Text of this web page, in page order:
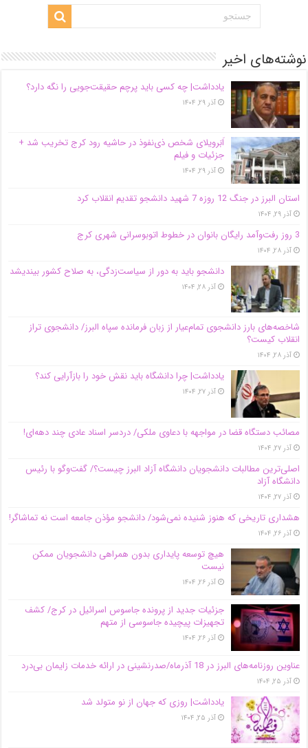
نوشته‌های اخیر
یادداشت| ‌چه کسی باید پرچم حقیقت‌جویی را نگه دارد؟
آذر ۲۹, ۱۴۰۴
اَبَر‌ویلای شخص ذی‌نفوذ در حاشیه‌ رود کرج تخریب شد +
جزئیات و فیلم
آذر ۲۹, ۱۴۰۴
استان البرز در جنگ 12 روزه 7 شهید دانشجو تقدیم انقلاب کرد
آذر ۲۹, ۱۴۰۴
3 روز رفت‌وآمد رایگان بانوان در خطوط اتوبوسرانی شهری کرج
آذر ۲۸, ۱۴۰۴
دانشجو باید به دور از سیاست‌زدگی، به صلاح کشور بیندیشد
آذر ۲۸, ۱۴۰۴
شاخصه‌های بارز دانشجوی تمام‌عیار از زبان فرمانده سپاه البرز/ دانشجوی تراز
انقلاب کیست؟
آذر ۲۸, ۱۴۰۴
یادداشت| چرا دانشگاه باید نقش خود را بازآرایی کند؟
آذر ۲۷, ۱۴۰۴
مصائب دستگاه قضا در مواجهه با دعاوی ملکی/ دردسر اسناد عادی چند‌ دهه‌ای!
آذر ۲۷, ۱۴۰۴
اصلی‌ترین مطالبات دانشجویان دانشگاه آزاد البرز چیست؟/ گفت‌وگو با رئیس
دانشگاه آز‌اد
آذر ۲۷, ۱۴۰۴
هشداری تاریخی که هنوز شنیده نمی‌شود/ دانشجو مؤذن جامعه است نه تماشاگر!
آذر ۲۶, ۱۴۰۴
هیچ توسعه پایداری بدون همراهی دانشجویان ممکن
نیست
آذر ۲۶, ۱۴۰۴
جزئیات جدید از پرونده جاسوس اسرائیل در کرج/‌ کشف
تجهیزات پیچیده جاسوسی از متهم
آذر ۲۶, ۱۴۰۴
عناوین روزنامه‌های البرز در ‌18 آذرماه/صدرنشینی در ارائه خدمات زایمان بی‌درد
آذر ۲۵, ۱۴۰۴
یادداشت| روزی که جهان از نو متولد شد
آذر ۲۵, ۱۴۰۴